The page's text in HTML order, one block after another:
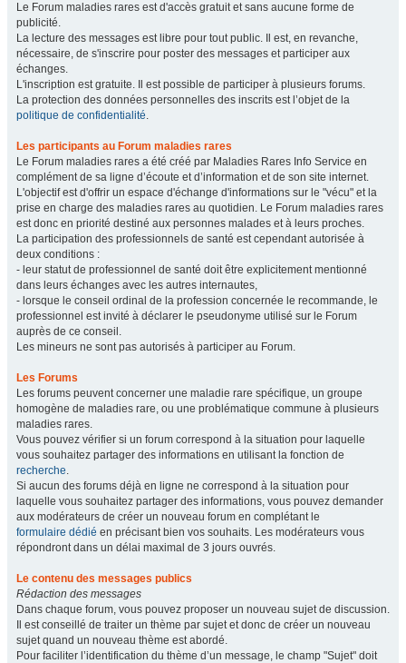
Le Forum maladies rares est d'accès gratuit et sans aucune forme de
publicité.
La lecture des messages est libre pour tout public. Il est, en revanche,
nécessaire, de s'inscrire pour poster des messages et participer aux
échanges.
L'inscription est gratuite. Il est possible de participer à plusieurs forums.
La protection des données personnelles des inscrits est l’objet de la
politique de confidentialité.
Les participants au Forum maladies rares
Le Forum maladies rares a été créé par Maladies Rares Info Service en
complément de sa ligne d’écoute et d’information et de son site internet.
L'objectif est d'offrir un espace d'échange d'informations sur le "vécu" et la
prise en charge des maladies rares au quotidien. Le Forum maladies rares
est donc en priorité destiné aux personnes malades et à leurs proches.
La participation des professionnels de santé est cependant autorisée à
deux conditions :
- leur statut de professionnel de santé doit être explicitement mentionné
dans leurs échanges avec les autres internautes,
- lorsque le conseil ordinal de la profession concernée le recommande, le
professionnel est invité à déclarer le pseudonyme utilisé sur le Forum
auprès de ce conseil.
Les mineurs ne sont pas autorisés à participer au Forum.
Les Forums
Les forums peuvent concerner une maladie rare spécifique, un groupe
homogène de maladies rare, ou une problématique commune à plusieurs
maladies rares.
Vous pouvez vérifier si un forum correspond à la situation pour laquelle
vous souhaitez partager des informations en utilisant la fonction de
recherche.
Si aucun des forums déjà en ligne ne correspond à la situation pour
laquelle vous souhaitez partager des informations, vous pouvez demander
aux modérateurs de créer un nouveau forum en complétant le
formulaire dédié en précisant bien vos souhaits. Les modérateurs vous
répondront dans un délai maximal de 3 jours ouvrés.
Le contenu des messages publics
Rédaction des messages
Dans chaque forum, vous pouvez proposer un nouveau sujet de discussion.
Il est conseillé de traiter un thème par sujet et donc de créer un nouveau
sujet quand un nouveau thème est abordé.
Pour faciliter l’identification du thème d’un message, le champ "Sujet" doit